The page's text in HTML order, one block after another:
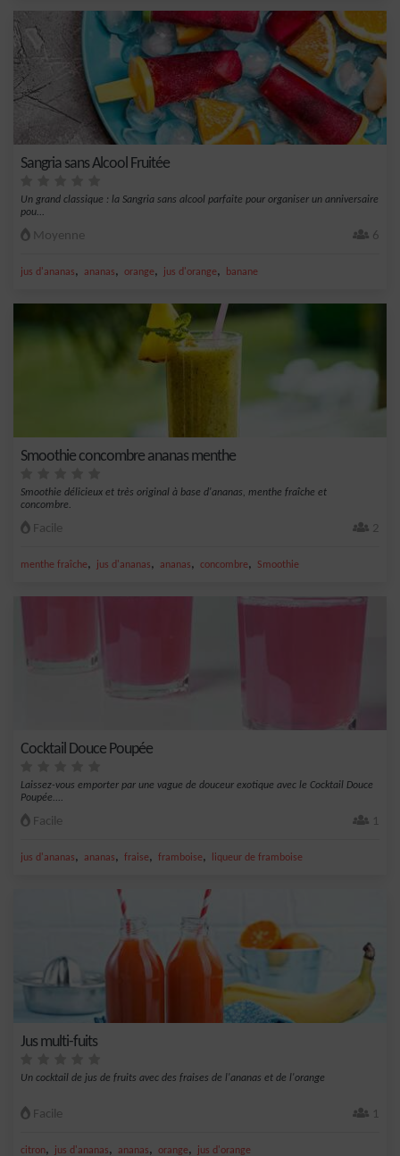
Sangria sans Alcool Fruitée
Un grand classique : la Sangria sans alcool parfaite pour organiser un anniversaire
pou...
Moyenne 6
jus d'ananas, ananas, orange, jus d'orange, banane
Smoothie concombre ananas menthe
Smoothie délicieux et très original à base d'ananas, menthe fraîche et
concombre.
Facile 2
menthe fraîche, jus d'ananas, ananas, concombre, Smoothie
Cocktail Douce Poupée
Laissez-vous emporter par une vague de douceur exotique avec le Cocktail Douce
Poupée....
Facile 1
jus d'ananas, ananas, fraise, framboise, liqueur de framboise
Jus multi-fuits
Un cocktail de jus de fruits avec des fraises de l'ananas et de l'orange
Facile 1
citron, jus d'ananas, ananas, orange, jus d'orange